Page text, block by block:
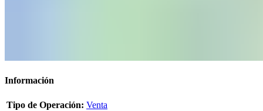
Información
Tipo de Operación: Venta